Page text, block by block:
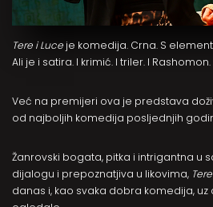
Tere i Luce je komedija. Crna. S
Ali je i satira. I krimić. I triler. I Rashomon.
Već na premijeri ova je predstava
od najboljih komedija posljednjih
Žanrovski bogata, pitka i intrigantna u
dijalogu i prepoznatjiva u likovima,
danas i, kao svaka dobra komedija,